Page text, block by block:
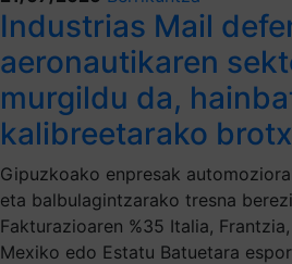
Industrias Mail
aeronautikaren
murgildu da,
kalibreetarako
Gipuzkoako enpresak
eta balbulagintzarako tresna
Fakturazioaren %35 Italia,
Mexiko edo Estatu Batuetara